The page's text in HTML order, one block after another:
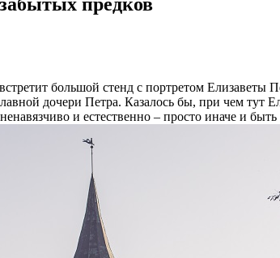
большой стенд с портретом
дочери Петра. Казалось бы, при чем тут
и естественно – просто иначе и